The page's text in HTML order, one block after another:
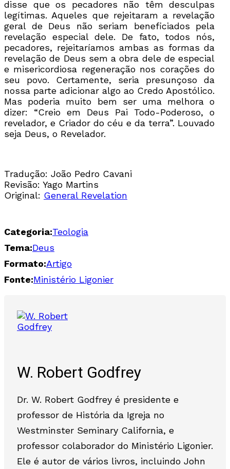
disse que os pecadores não têm desculpas
legítimas. Aqueles que rejeitaram a revelação
geral de Deus não seriam beneficiados pela
revelação especial dele. De fato, todos nós,
pecadores, rejeitaríamos ambas as formas da
revelação de Deus sem a obra dele de especial
e misericordiosa regeneração nos corações do
seu povo. Certamente, seria presunçoso da
nossa parte adicionar algo ao Credo Apostólico.
Mas poderia muito bem ser uma melhora o
dizer: “Creio em Deus Pai Todo-Poderoso, o
revelador, e Criador do céu e da terra”. Louvado
seja Deus, o Revelador.
Tradução: João Pedro Cavani
Revisão: Yago Martins
Original: General Revelation
Categoria:Teologia
Tema:Deus
Formato:Artigo
Fonte:Ministério Ligonier
W. Robert Godfrey
Dr. W. Robert Godfrey é presidente e
professor de História da Igreja no
Westminster Seminary California, e
professor colaborador do Ministério Ligonier.
Ele é autor de vários livros, incluindo John